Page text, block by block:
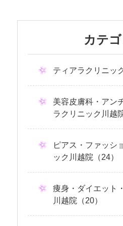
カテ
ティアラクリニッ
美容皮膚科・アン
ラクリニック川越
ピアス・ファッシ
ック川越院（24）
痩身・ダイエット
川越院（20）